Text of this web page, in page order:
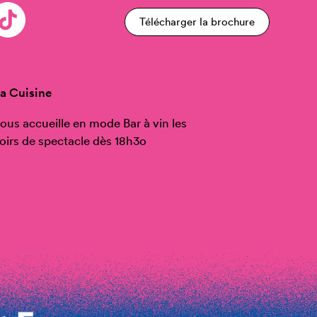
Télécharger la brochure
Cuisine
accueille en mode Bar à vin les
de spectacle dès 18h3o